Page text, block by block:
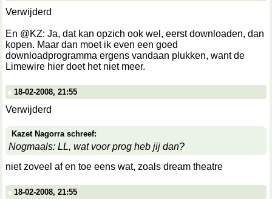
Verwijderd
En @KZ: Ja, dat kan opzich ook wel, eerst downloaden, dan
kopen. Maar dan moet ik even een goed
downloadprogramma ergens vandaan plukken, want de
Limewire hier doet het niet meer.
18-02-2008, 21:55
Verwijderd
Kazet Nagorra schreef:
Nogmaals: LL, wat voor prog heb jij dan?
niet zoveel af en toe eens wat, zoals dream theatre
18-02-2008, 21:55